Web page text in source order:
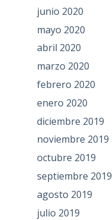
junio 2020
mayo 2020
abril 2020
marzo 2020
febrero 2020
enero 2020
diciembre 2019
noviembre 2019
octubre 2019
septiembre 2019
agosto 2019
julio 2019